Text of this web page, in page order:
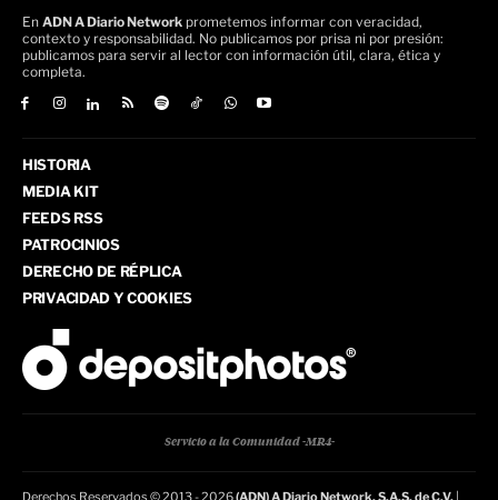
En ADN A Diario Network prometemos informar con veracidad,
contexto y responsabilidad. No publicamos por prisa ni por presión:
publicamos para servir al lector con información útil, clara, ética y
completa.
HISTORIA
MEDIA KIT
FEEDS RSS
PATROCINIOS
DERECHO DE RÉPLICA
PRIVACIDAD Y COOKIES
Servicio a la Comunidad -MR4-